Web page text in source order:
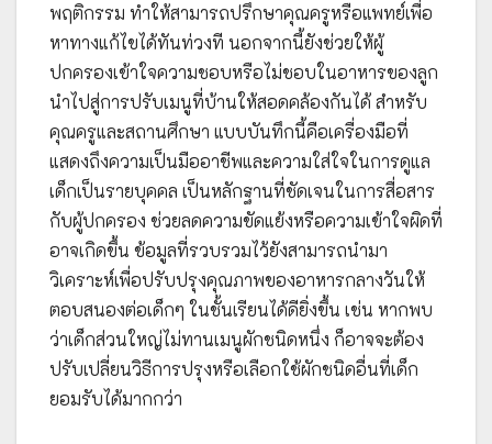
พฤติกรรม ทำให้สามารถปรึกษาคุณครูหรือแพทย์เพื่อ
หาทางแก้ไขได้ทันท่วงที นอกจากนี้ยังช่วยให้ผู้
ปกครองเข้าใจความชอบหรือไม่ชอบในอาหารของลูก
นำไปสู่การปรับเมนูที่บ้านให้สอดคล้องกันได้ สำหรับ
คุณครูและสถานศึกษา แบบบันทึกนี้คือเครื่องมือที่
แสดงถึงความเป็นมืออาชีพและความใส่ใจในการดูแล
เด็กเป็นรายบุคคล เป็นหลักฐานที่ชัดเจนในการสื่อสาร
กับผู้ปกครอง ช่วยลดความขัดแย้งหรือความเข้าใจผิดที่
อาจเกิดขึ้น ข้อมูลที่รวบรวมไว้ยังสามารถนำมา
วิเคราะห์เพื่อปรับปรุงคุณภาพของอาหารกลางวันให้
ตอบสนองต่อเด็กๆ ในชั้นเรียนได้ดียิ่งขึ้น เช่น หากพบ
ว่าเด็กส่วนใหญ่ไม่ทานเมนูผักชนิดหนึ่ง ก็อาจจะต้อง
ปรับเปลี่ยนวิธีการปรุงหรือเลือกใช้ผักชนิดอื่นที่เด็ก
ยอมรับได้มากกว่า